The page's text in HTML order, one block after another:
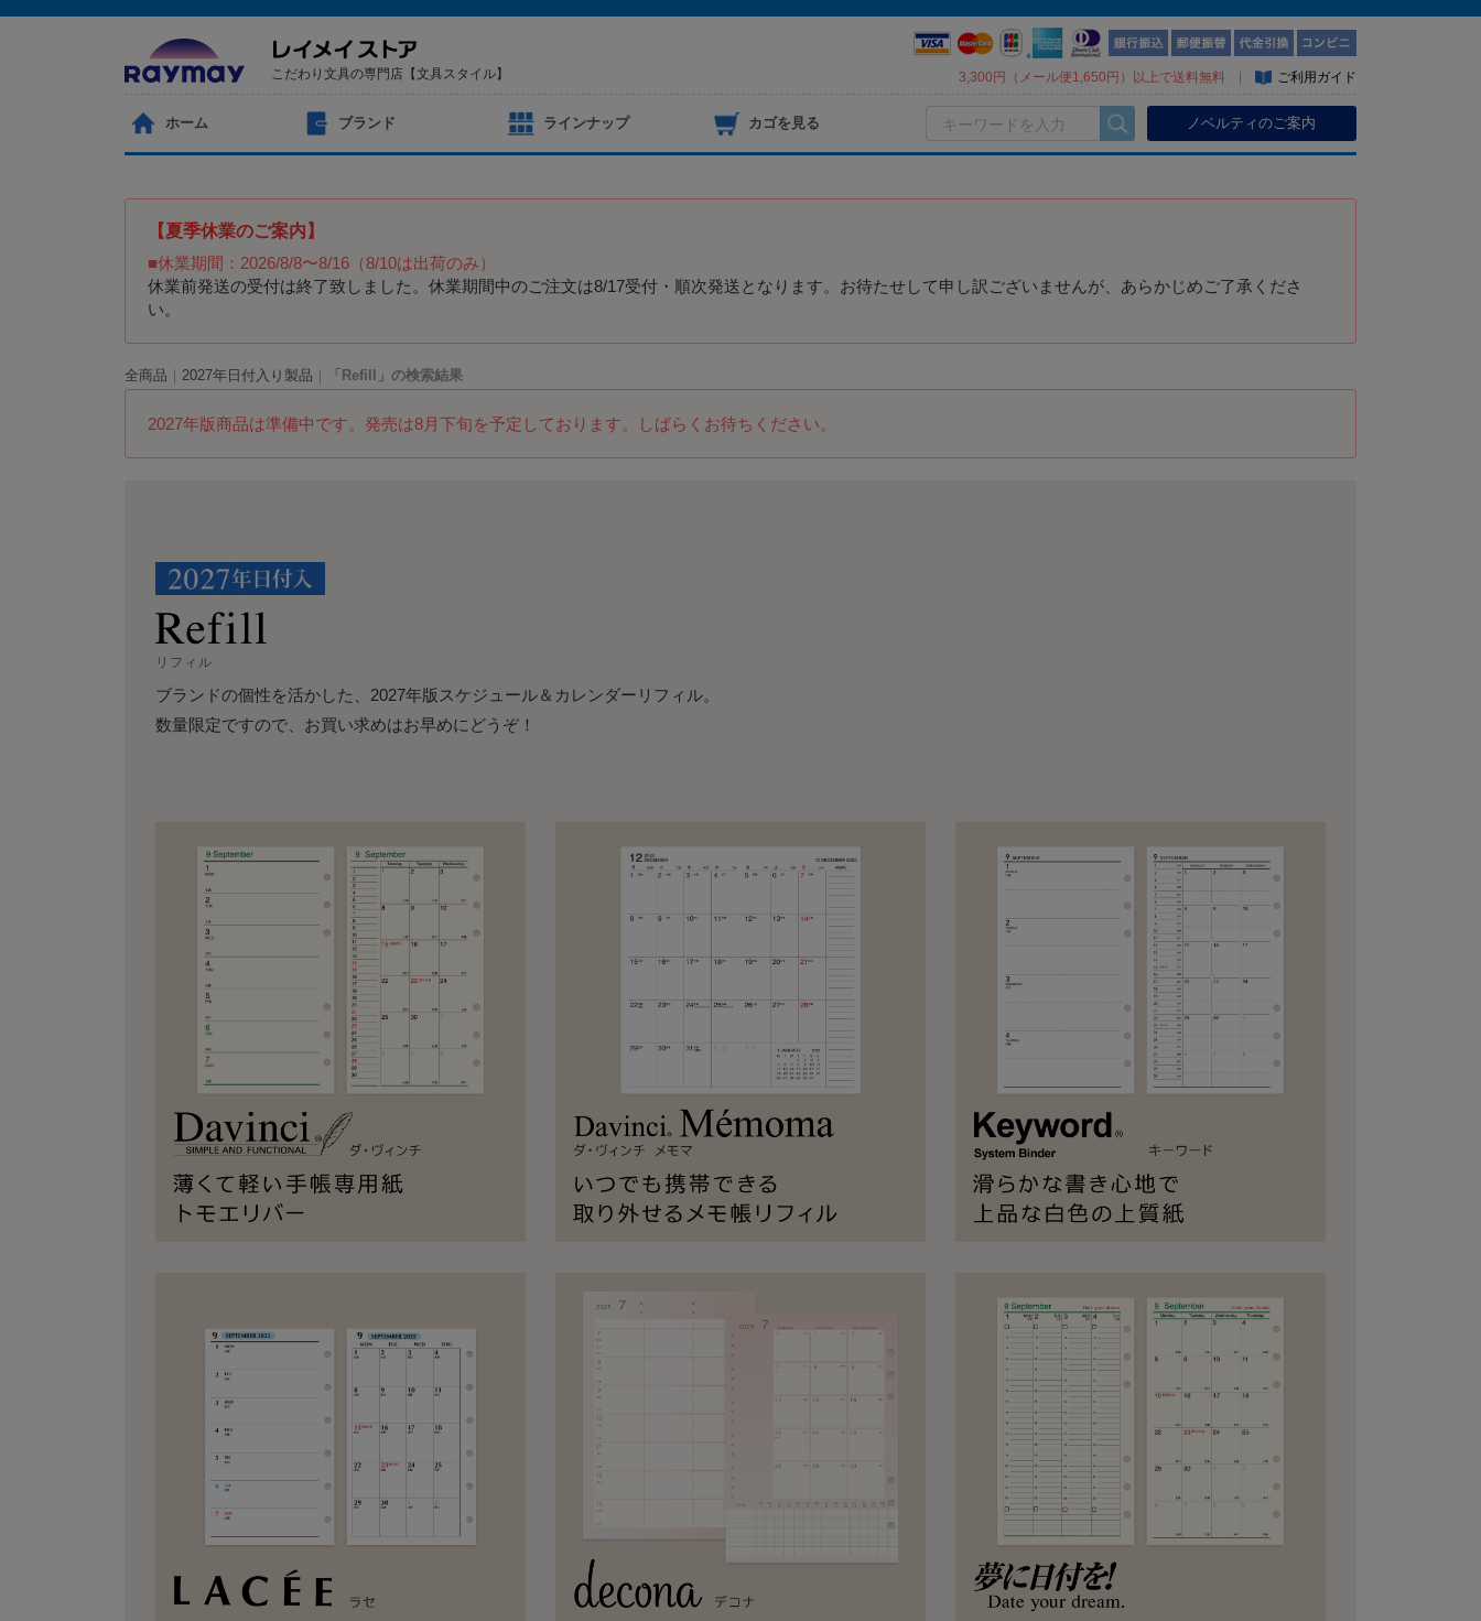
こだわり文具の専門店【文具スタイル】 3,300円（メール便1,650円）以上で送料無料 ご利用ガイド
ノベルティのご案内
ホーム ブランド ラインナップ カゴを見る
【夏季休業のご案内】
■休業期間：2026/8/8〜8/16（8/10は出荷のみ）
休業前発送の受付は終了致しました。休業期間中のご注文は8/17受付・順次発送となります。お待たせして申し訳ございませんが、あらかじめご了承くださ
い。
全商品 2027年日付入り製品 「Refill」の検索結果
2027年版商品は準備中です。発売は8月下旬を予定しております。しばらくお待ちください。
リフィル
ブランドの個性を活かした、2027年版スケジュール＆カレンダーリフィル。
数量限定ですので、お買い求めはお早めにどうぞ！